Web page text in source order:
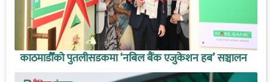
काठमाडौँको पुतलीसडकमा ‘नबिल बैंक एजुकेशन हब’ सञ्चालन